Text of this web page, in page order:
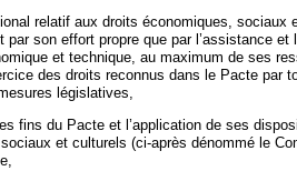
relatif aux droits économiques, sociaux
son effort propre que par l’assistance et
et technique, au maximum de ses
des droits reconnus dans le Pacte par
législatives,
fins du Pacte et l’application de ses
et culturels (ci-après dénommé le